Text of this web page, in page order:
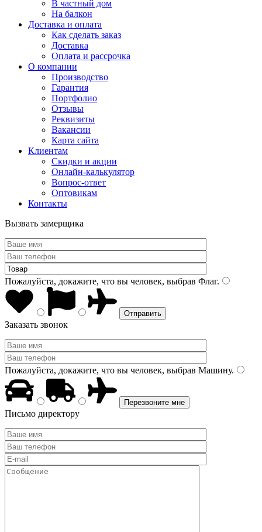
В частный дом
На балкон
Доставка и оплата
Как сделать заказ
Доставка
Оплата и рассрочка
О компании
Производство
Гарантия
Портфолио
Отзывы
Реквизиты
Вакансии
Карта сайта
Клиентам
Скидки и акции
Онлайн-калькулятор
Вопрос-ответ
Оптовикам
Контакты
Вызвать замерщика
Пожалуйста, докажите, что вы человек, выбрав Флаг.
Заказать звонок
Пожалуйста, докажите, что вы человек, выбрав Машину.
Письмо директору